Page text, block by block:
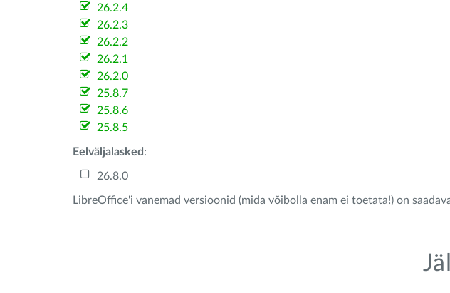
26.2.4
26.2.3
26.2.2
26.2.1
26.2.0
25.8.7
25.8.6
25.8.5
Eelväljalasked :
26.8.0
LibreOffice'i vanemad versioonid (mida võibolla enam ei toetata!) on